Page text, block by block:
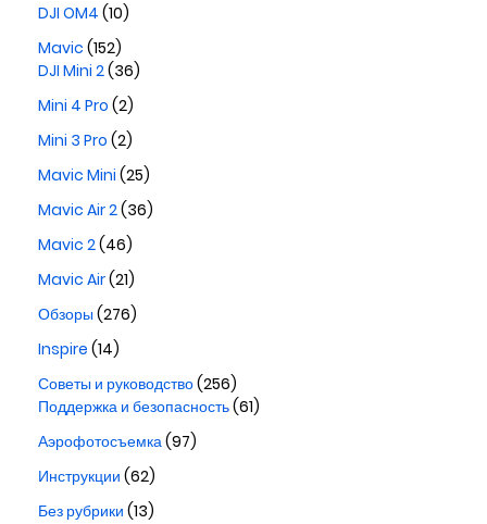
DJI OM4 (10)
Mavic (152)
DJI Mini 2(36)
Mini 4 Pro (2)
Mini 3 Pro (2)
Mavic Mini (25)
Mavic Air 2(36)
Mavic 2(46)
Mavic Air(21)
Обзоры(276)
Inspire (14)
Советы и руководство(256)
Поддержка и безопасность(61)
Аэрофотосъемка(97)
Инструкции (62)
Без рубрики (13)